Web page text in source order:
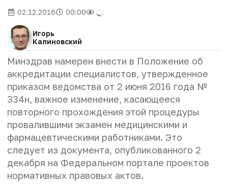
02.12.2016 00:00
Игорь
Калиновский
Минздрав намерен внести в Положение об
аккредитации специалистов, утвержденное
приказом ведомства от 2 июня 2016 года №
334н, важное изменение, касающееся
повторного прохождения этой процедуры
провалившими экзамен медицинскими и
фармацевтическими работниками. Это
следует из документа, опубликованного 2
декабря на Федеральном портале проектов
нормативных правовых актов.